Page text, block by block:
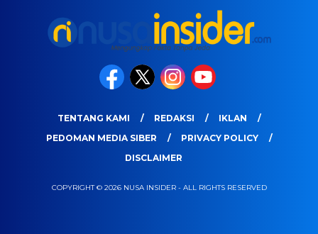
TENTANG KAMI REDAKSI
IKLAN
PEDOMAN MEDIA SIBER
PRIVACY POLICY
DISCLAIMER
COPYRIGHT © 2026 NUSA INSIDER - ALL RIGHTS RESERVED